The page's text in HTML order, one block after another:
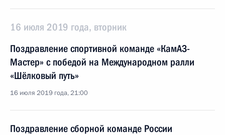
16 июля 2019 года, вторник
Поздравление спортивной команде «КамАЗ-
Мастер» с победой на Международном ралли
«Шёлковый путь»
16 июля 2019 года, 21:00
Поздравление сборной команде России